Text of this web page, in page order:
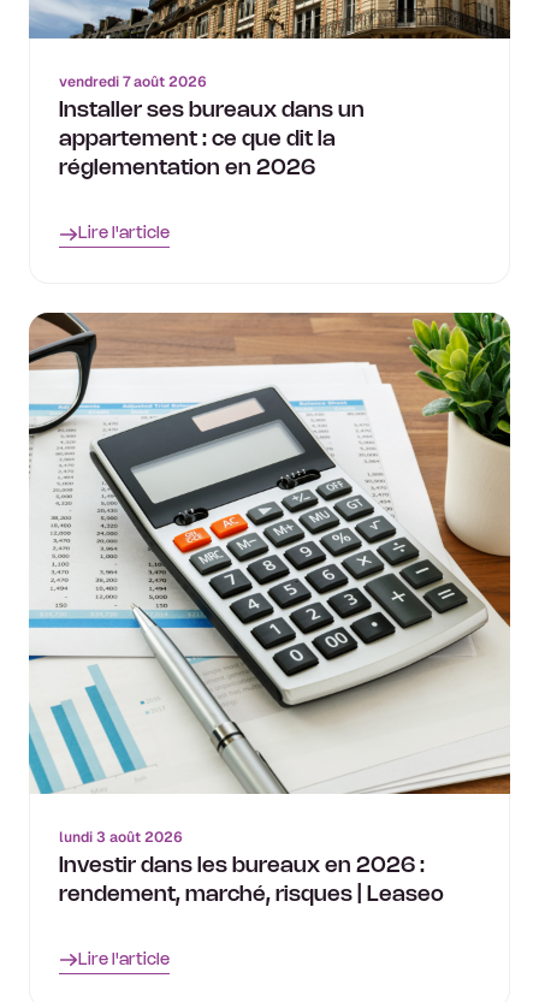
vendredi 7 août 2026
Installer ses bureaux dans un
appartement : ce que dit la
réglementation en 2026
Lire l'article
lundi 3 août 2026
Investir dans les bureaux en 2026 :
rendement, marché, risques | Leaseo
Lire l'article